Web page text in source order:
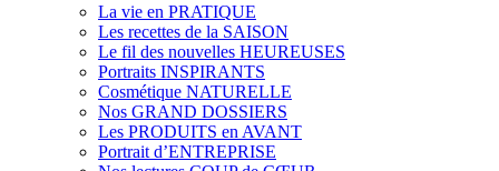
La vie en PRATIQUE
Les recettes de la SAISON
Le fil des nouvelles HEUREUSES
Portraits INSPIRANTS
Cosmétique NATURELLE
Nos GRAND DOSSIERS
Les PRODUITS en AVANT
Portrait d’ENTREPRISE